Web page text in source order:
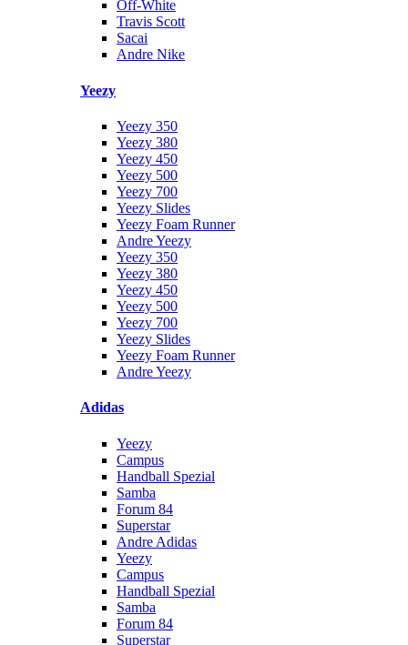
Off-White
Travis Scott
Sacai
Andre Nike
Yeezy
Yeezy 350
Yeezy 380
Yeezy 450
Yeezy 500
Yeezy 700
Yeezy Slides
Yeezy Foam Runner
Andre Yeezy
Yeezy 350
Yeezy 380
Yeezy 450
Yeezy 500
Yeezy 700
Yeezy Slides
Yeezy Foam Runner
Andre Yeezy
Adidas
Yeezy
Campus
Handball Spezial
Samba
Forum 84
Superstar
Andre Adidas
Yeezy
Campus
Handball Spezial
Samba
Forum 84
Superstar